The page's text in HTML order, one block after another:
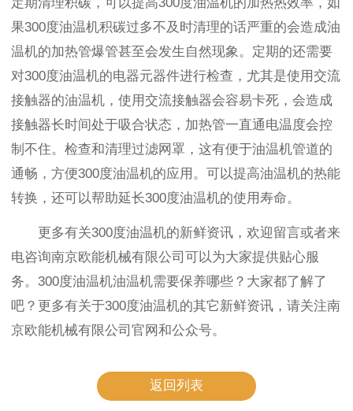
果300度油温机积碳过多不及时清理的话严重的会造成油
温机的加热管爆管甚至会发生自然现象。定期的还需要
对300度油温机的电器元器件进行检查，尤其是使用交流
接触器的油温机，使用交流接触器会容易卡死，会造成
接触器长时间处于吸合状态，加热管一直通电温度会控
制不住。检查和清理过滤网罩，这有便于油温机管道的
通畅，方便300度油温机的应用。可以提高油温机的热能
转换，还可以帮助延长300度油温机的使用寿命。
更多有关300度油温机的新鲜资讯，欢迎留言或者来
电咨询南京欧能机械有限公司可以为大家提供贴心服
务。300度油温机油温机需要保养哪些？大家都了解了
吧？更多有关于300度油温机的其它新鲜资讯，请关注南
京欧能机械有限公司官网和公众号。
返回列表